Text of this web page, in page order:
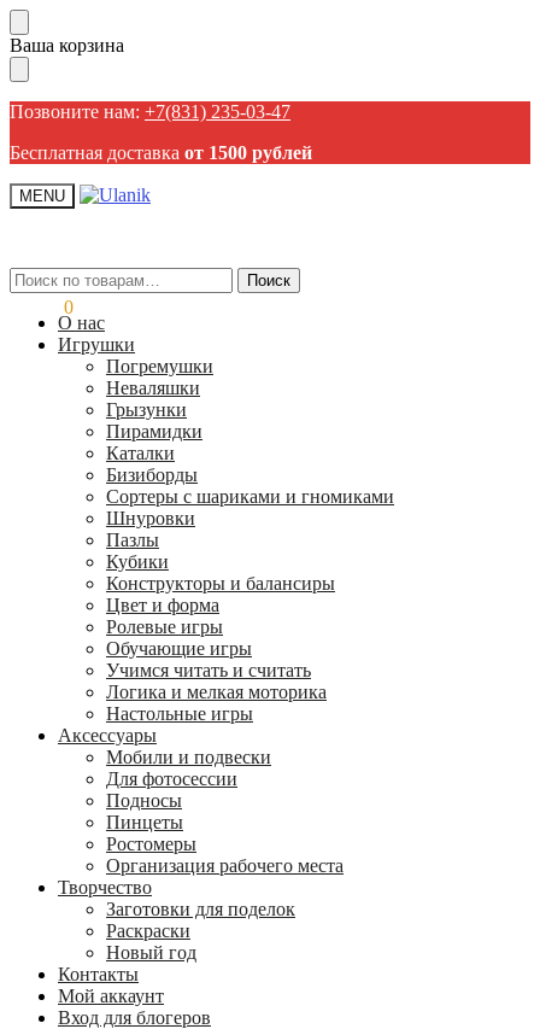
Пропустить
навигацию
Перейти
к
содержанию
Ваша корзина
Позвоните нам: +7(831) 235-03-47
Бесплатная доставка от 1500 рублей
MENU
Искать: Поиск
0
Искать: Поиск
О нас
Игрушки
Погремушки
Неваляшки
Грызунки
Пирамидки
Каталки
Бизиборды
Сортеры с шариками и гномиками
Шнуровки
Пазлы
Кубики
Конструкторы и балансиры
Цвет и форма
Ролевые игры
Обучающие игры
Учимся читать и считать
Логика и мелкая моторика
Настольные игры
Аксессуары
Мобили и подвески
Для фотосессии
Подносы
Пинцеты
Ростомеры
Организация рабочего места
Творчество
Заготовки для поделок
Раскраски
Новый год
Контакты
Мой аккаунт
Вход для блогеров